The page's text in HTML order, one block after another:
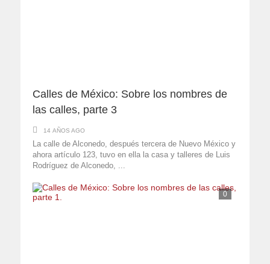
Calles de México: Sobre los nombres de
las calles, parte 3
14 AÑOS AGO
La calle de Alconedo, después tercera de Nuevo México y
ahora artículo 123, tuvo en ella la casa y talleres de Luis
Rodríguez de Alconedo, ...
0